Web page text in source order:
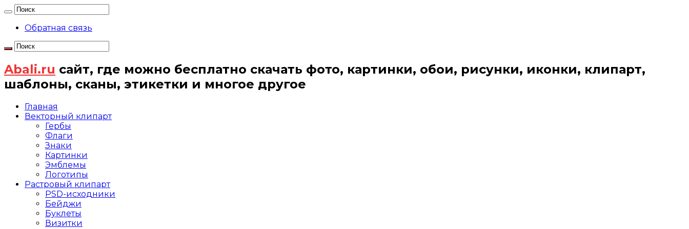
Обратная связь
Abali.ru сайт, где можно бесплатно скачать фото, картинки, обои, рисунки, иконки, клипарт,
шаблоны, сканы, этикетки и многое другое
Главная
Векторный клипарт
Гербы
Флаги
Знаки
Картинки
Эмблемы
Логотипы
Растровый клипарт
PSD-исходники
Бейджи
Буклеты
Визитки